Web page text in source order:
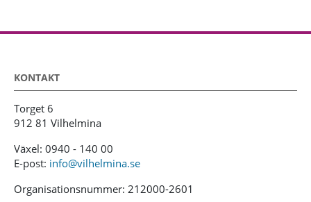
KONTAKT
Torget 6
912 81 Vilhelmina
Växel: 0940 - 140 00
E-post: info@vilhelmina.se
Organisationsnummer: 212000-2601